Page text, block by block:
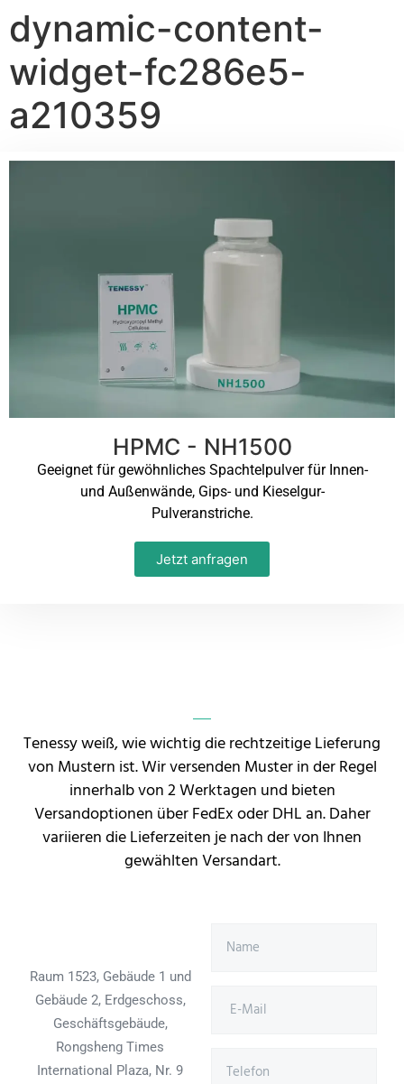
dynamic-content-
widget-fc286e5-
a210359
HPMC - NH1500
Geeignet für gewöhnliches Spachtelpulver für Innen-
und Außenwände, Gips- und Kieselgur-
Pulveranstriche.
Jetzt anfragen
Tenessy weiß, wie wichtig die rechtzeitige Lieferung
von Mustern ist. Wir versenden Muster in der Regel
innerhalb von 2 Werktagen und bieten
Versandoptionen über FedEx oder DHL an. Daher
variieren die Lieferzeiten je nach der von Ihnen
gewählten Versandart.
Raum 1523, Gebäude 1 und
Gebäude 2, Erdgeschoss,
Geschäftsgebäude,
Rongsheng Times
International Plaza, Nr. 9